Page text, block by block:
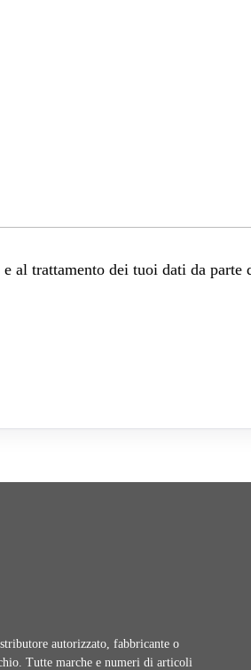
al trattamento dei tuoi dati da parte
autorizzato, fabbricante o
Tutte marche e numeri di articoli